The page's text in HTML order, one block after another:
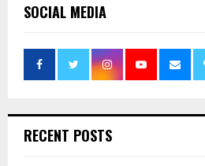
SOCIAL MEDIA
RECENT POSTS